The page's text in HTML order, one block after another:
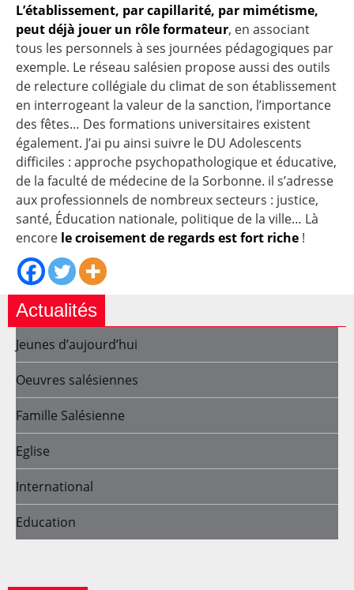
L’établissement, par capillarité, par mimétisme,
peut déjà jouer un rôle formateur, en associant
tous les personnels à ses journées pédagogiques par
exemple. Le réseau salésien propose aussi des outils
de relecture collégiale du climat de son établissement
en interrogeant la valeur de la sanction, l’importance
des fêtes… Des formations universitaires existent
également. J’ai pu ainsi suivre le DU Adolescents
difficiles : approche psychopathologique et éducative,
de la faculté de médecine de la Sorbonne. il s’adresse
aux professionnels de nombreux secteurs : justice,
santé, Éducation nationale, politique de la ville… Là
encore le croisement de regards est fort riche !
Actualités
Jeunes d’aujourd’hui
Oeuvres salésiennes
Famille Salésienne
Eglise
International
Education